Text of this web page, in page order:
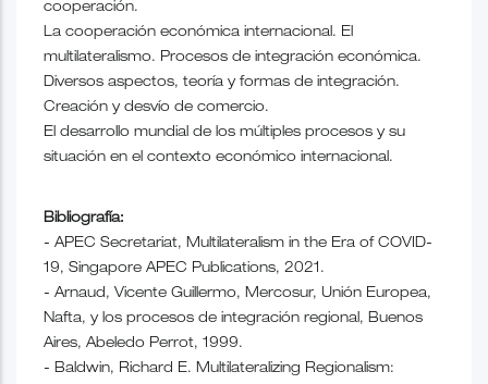
cooperación.
La cooperación económica internacional. El
multilateralismo. Procesos de integración económica.
Diversos aspectos, teoría y formas de integración.
Creación y desvío de comercio.
El desarrollo mundial de los múltiples procesos y su
situación en el contexto económico internacional.
Bibliografía:
- APEC Secretariat, Multilateralism in the Era of COVID-
19, Singapore APEC Publications, 2021.
- Arnaud, Vicente Guillermo, Mercosur, Unión Europea,
Nafta, y los procesos de integración regional, Buenos
Aires, Abeledo Perrot, 1999.
- Baldwin, Richard E. Multilateralizing Regionalism: